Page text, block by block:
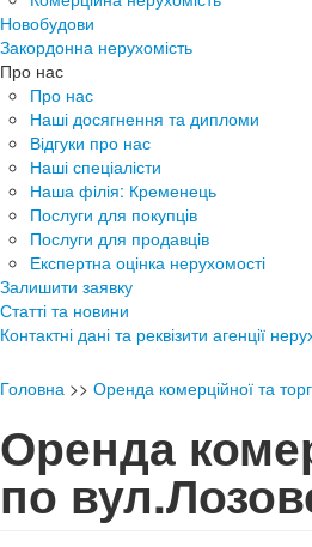
Новобудови
Закордонна нерухомість
Про нас
Про нас
Наші досягнення та дипломи
Відгуки про нас
Наші спеціалісти
Наша філія: Кременець
Послуги для покупців
Послуги для продавців
Експертна оцінка нерухомості
Залишити заявку
Статті та новини
Контактні дані та реквізити агенції
Головна >> Оренда комерційної та
Оренда
по